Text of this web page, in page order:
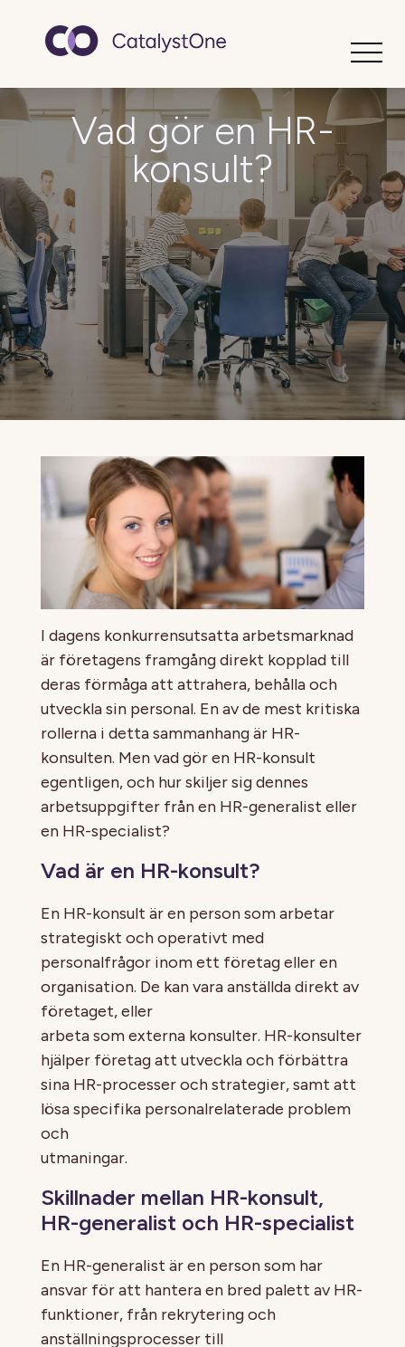
Vad gör en HR-
konsult?
I dagens konkurrensutsatta arbetsmarknad
är företagens framgång direkt kopplad till
deras förmåga att attrahera, behålla och
utveckla sin personal. En av de mest kritiska
rollerna i detta sammanhang är HR-
konsulten. Men vad gör en HR-konsult
egentligen, och hur skiljer sig dennes
arbetsuppgifter från en HR-generalist eller
en HR-specialist?
Vad är en HR-konsult?
En HR-konsult är en person som arbetar
strategiskt och operativt med
personalfrågor inom ett företag eller en
organisation. De kan vara anställda direkt av
företaget, eller
arbeta som externa konsulter. HR-konsulter
hjälper företag att utveckla och förbättra
sina HR-processer och strategier, samt att
lösa specifika personalrelaterade problem
och
utmaningar.
Skillnader mellan HR-konsult,
HR-generalist och HR-specialist
En HR-generalist är en person som har
ansvar för att hantera en bred palett av HR-
funktioner, från rekrytering och
anställningsprocesser till